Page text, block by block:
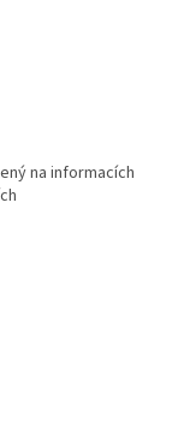
na informacích